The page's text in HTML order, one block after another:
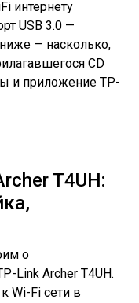
интернету
USB 3.0 —
— насколько,
CD
и приложение TP-
T4UH:
о
Link Archer T4UH.
Wi-Fi сети в